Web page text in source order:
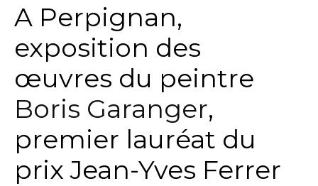
A Perpignan,
exposition des
œuvres du peintre
Boris Garanger,
premier lauréat du
prix Jean-Yves Ferrer